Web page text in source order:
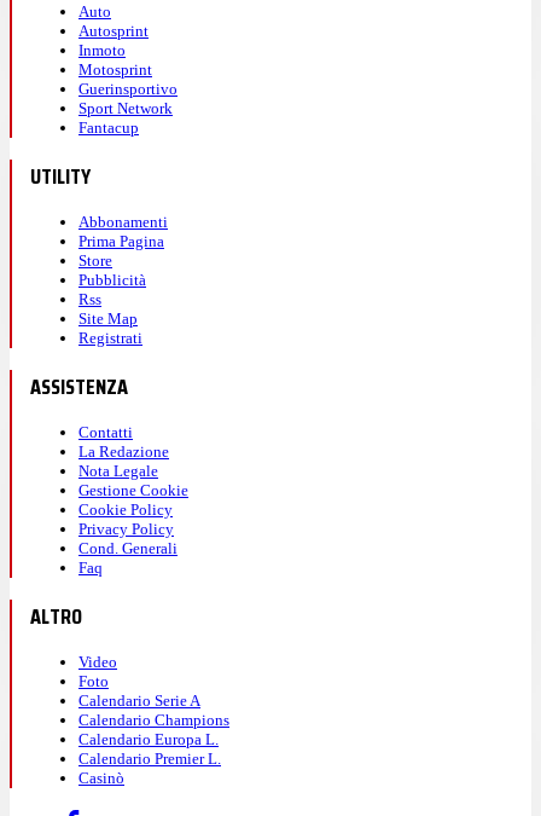
Auto
Autosprint
Inmoto
Motosprint
Guerinsportivo
Sport Network
Fantacup
UTILITY
Abbonamenti
Prima Pagina
Store
Pubblicità
Rss
Site Map
Registrati
ASSISTENZA
Contatti
La Redazione
Nota Legale
Gestione Cookie
Cookie Policy
Privacy Policy
Cond. Generali
Faq
ALTRO
Video
Foto
Calendario Serie A
Calendario Champions
Calendario Europa L.
Calendario Premier L.
Casinò